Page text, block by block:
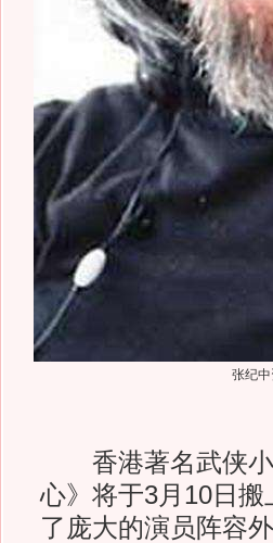
张纪
香港著名武侠小
心》将于3月10日
了庞大的演员阵容